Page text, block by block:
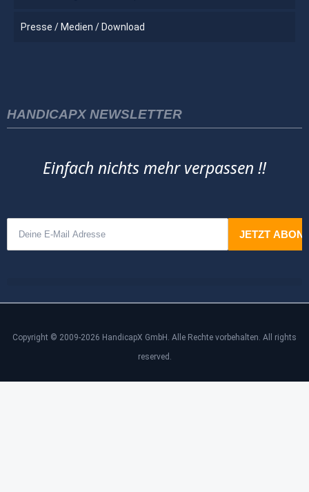
Presse / Medien / Download
HANDICAPX NEWSLETTER
Einfach nichts mehr verpassen !!
Copyright © 2009-2026 HandicapX GmbH. Alle Rechte vorbehalten. All rights
reserved.